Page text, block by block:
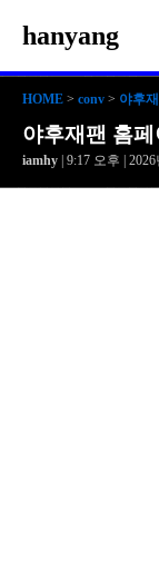
hanyang
HOME > conv > 야후
야후재팬 홈페
iamhy | 9:17 오후 |